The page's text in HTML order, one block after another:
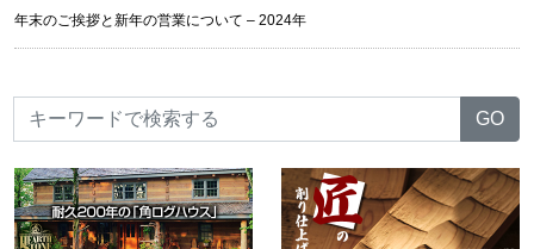
年末のご挨拶と新年の営業について – 2024年